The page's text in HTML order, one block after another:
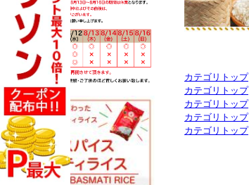
カテゴリトップ
カテゴリトップ
カテゴリトップ
カテゴリトップ
カテゴリトップ